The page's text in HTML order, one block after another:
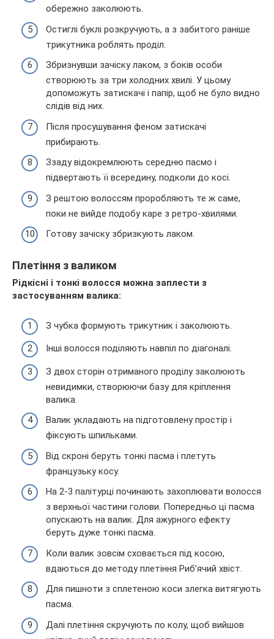
обережно заколюють.
Остиглі буклі розкручують, а з забитого раніше
трикутника роблять проділ.
Збризнувши зачіску лаком, з боків особи
створюють за три холодних хвилі. У цьому
допоможуть затискачі і папір, щоб не було видно
слідів від них.
Після просушування феном затискачі
прибирають.
Ззаду відокремлюють середню пасмо і
підвертають її всередину, подколи до косі.
З рештою волоссям проробляють те ж саме,
поки не вийде подобу каре з ретро-хвилями.
Готову зачіску збризкують лаком.
Плетіння з валиком
Рідкісні і тонкі волосся можна заплести з
застосуванням валика:
З чубка формують трикутник і заколюють.
Інші волосся поділяють навпіл по діагоналі.
З двох сторін отриманого проділу заколюють
невидимки, створюючи базу для кріплення
валика.
Валик укладають на підготовлену простір і
фіксують шпильками.
Від скроні беруть тонкі пасма і плетуть
французьку косу.
На 2-3 палітурці починають захоплювати волосся
з верхньої частини голови. Попередньо ці пасма
опускають на валик. Для ажурного ефекту
беруть дуже тонкі пасма.
Коли валик зовсім сховається під косою,
вдаються до методу плетіння Риб’ячий хвіст.
Для пишноти з сплетеною коси злегка витягують
пасма.
Далі плетіння скручують по колу, щоб вийшов